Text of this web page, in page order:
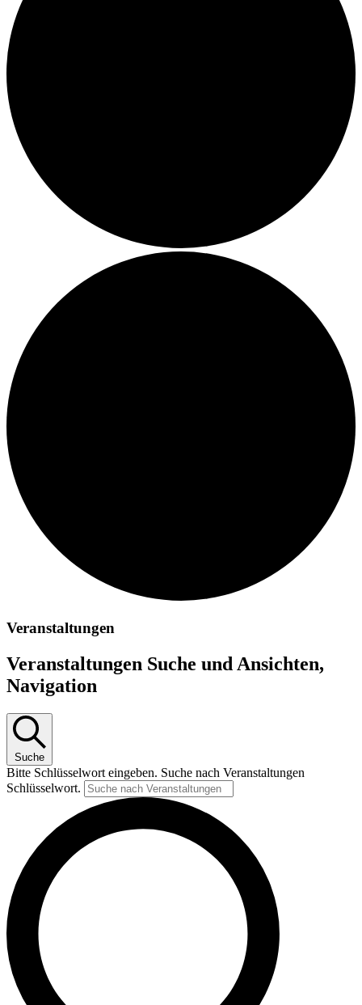
Veranstaltungen
Veranstaltungen Suche und Ansichten,
Navigation
Suche
Bitte Schlüsselwort eingeben. Suche nach Veranstaltungen
Schlüsselwort.